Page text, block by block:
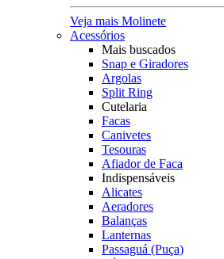
Veja mais Molinete
Acessórios
Mais buscados
Snap e Giradores
Argolas
Split Ring
Cutelaria
Facas
Canivetes
Tesouras
Afiador de Faca
Indispensáveis
Alicates
Aeradores
Balanças
Lanternas
Passaguá (Puça)